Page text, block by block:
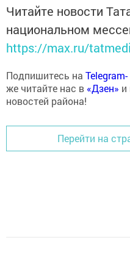
Читайте новости
национальном
https://max.ru/
Подпишитесь на
же читайте нас в «Дзен» и
новостей района!
Перейти на